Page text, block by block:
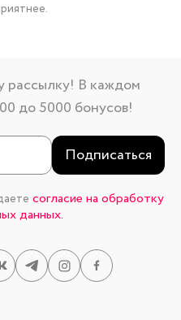
рассылку! В каждом
до 5000 бонусов!
Подписаться
согласие на обработку
данных.